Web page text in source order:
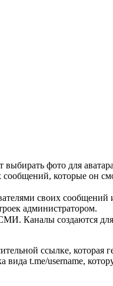
фото для
сообщений, которые он
своих
администратором.
Каналы создаются
ссылке, которая
вида t.me/username,